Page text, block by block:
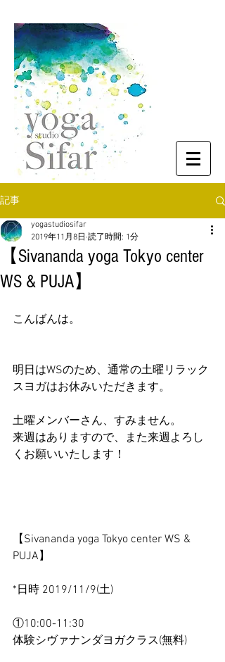
記事
【Sivananda yoga Tokyo center
WS & PUJA】
yogastudiosifar
2019年11月8日 読了時間: 1分
こんばんは。
明日はWSのため、通常の土曜リラック
スヨガはお休みいただきます。
土曜メンバーさん、すみません。
来週はありますので、また来週よろし
くお願いいたします！
【Sivananda yoga Tokyo center WS &
PUJA】
*日時 2019/11/9(土)
①10:00-11:30
体験シヴァナンダヨガクラス(無料)